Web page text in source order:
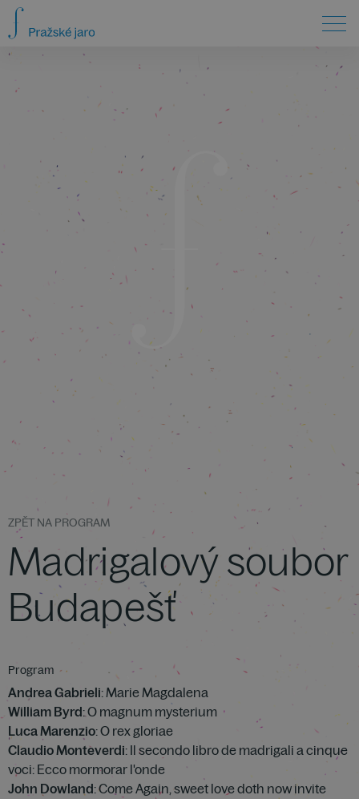
ZPĚT NA PROGRAM
Madrigalový soubor
Budapešť
Program
Andrea Gabrieli: Marie Magdalena
William Byrd: O magnum mysterium
Luca Marenzio: O rex gloriae
Claudio Monteverdi: Il secondo libro de madrigali a cinque
voci: Ecco mormorar l'onde
John Dowland: Come Again, sweet love doth now invite